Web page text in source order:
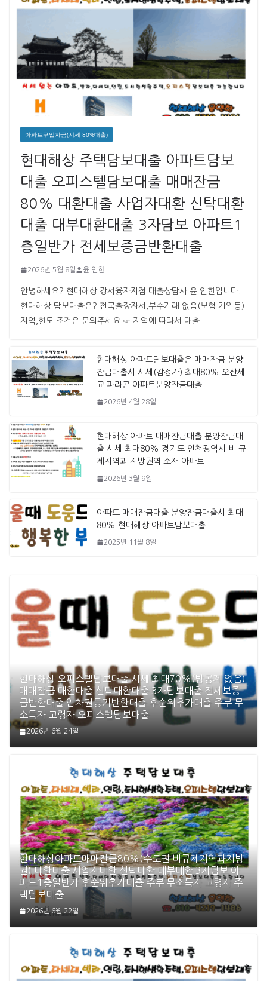
아파트구입자금(시세 80%대출)
현대해상 주택담보대출 아파트담보
대출 오피스텔담보대출 매매잔금
80% 대환대출 사업자대환 신탁대환
대출 대부대환대출 3자담보 아파트1
층일반가 전세보증금반환대출
2026년 5월 8일 윤 인한
안녕하세요? 현대해상 강서융자지점 대출상담사 윤 인한입니다. ​ ​
현대해상 담보대출은? 전국출장자서,부수거래 없음(보험 가입등)
지역,한도 조건은 문의주세요 ☞ 지역에 따라서 대출
현대해상 아파트담보대출은 매매잔금 분양
잔금대출시 시세(감정가) 최대80% 오산세
교 파라곤 아파트분양잔금대출
2026년 4월 28일
현대해상 아파트 매매잔금대출 분양잔금대
출 시세 최대80% 경기도 인천광역시 비 규
제지역과 지방권역 소재 아파트
2026년 3월 9일
아파트 매매잔금대출 분양잔금대출시 최대
80% 현대해상 아파트담보대출
2025년 11월 8일
현대해상 오피스텔담보대출 시세 최대70%(방공제 없음)
매매잔금 대환대출 신탁대환대출 3자담보대출 전세보증
금반환대출 임차권등기반환대출 후순위추가대출 주부 무
소득자 고령자 오피스텔담보대출
2026년 6월 24일
현대해상아파트매매잔금80%(수도권 비규제지역과지방
권) 대환대출 사업자대환 신탁대환 대부대환 3자담보 아
파트1층일반가 후순위추가대출 주부 무소득자 고령자 주
택담보대출
2026년 6월 22일